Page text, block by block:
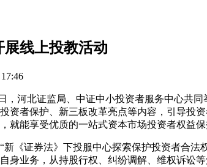
线上投教活动
河北证监局、中证中小投资者服务中心共
资者保护、新三板改革亮点等内容，引导投
就能享受优质的一站式资本市场投资者权益保
证券法》下投服中心探索保护投资者合法
身业务，从持股行权、纠纷调解、维权诉讼